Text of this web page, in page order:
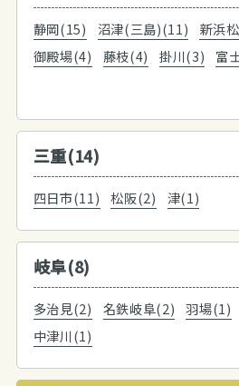
静岡(15) 沼津(三島)(11) 新浜
御殿場(4)
藤枝(4) 掛川(3)
富
三重(14)
四日市(11) 松阪(2) 津(1)
岐阜(8)
多治見(2) 名鉄岐阜(2) 羽場(1)
中津川(1)